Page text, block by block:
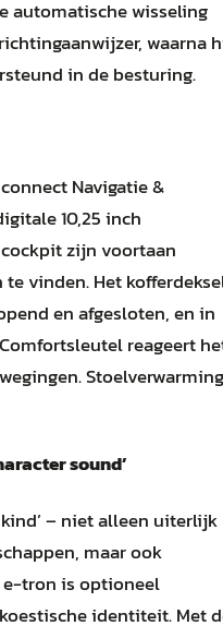
automatische wisseling
waarna
in de besturing.
Navigatie &
10,25 inch
zijn voortaan
vinden. Het
en afgesloten, en in
reageert
Stoelverwarming
sound’
– niet alleen uiterlijk
maar ook
e-tron is optioneel
identiteit. Met